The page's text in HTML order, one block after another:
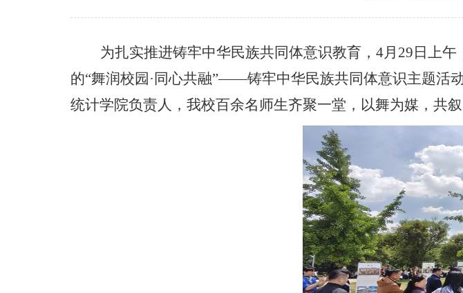
为扎实推进铸牢中华民族共同体意识教育， 4月 29 日上午
的“舞润校园·同心共融”——铸牢中华民族共同体意识主题活
统计学院负责人，我校百余名师生齐聚一堂，以舞为媒，共叙